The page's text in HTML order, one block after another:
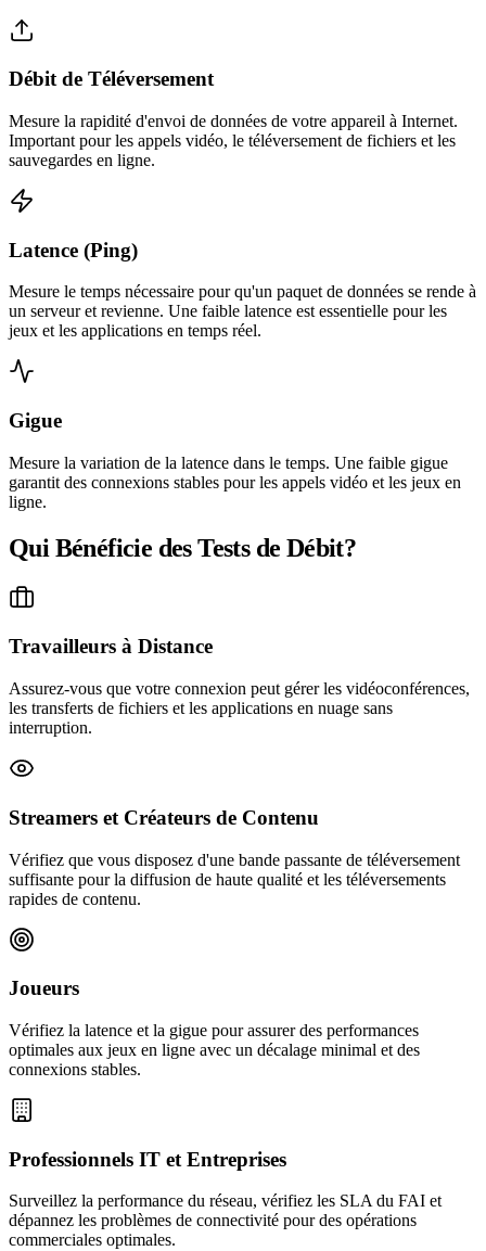
Débit de Téléversement
Mesure la rapidité d'envoi de données de votre appareil à Internet.
Important pour les appels vidéo, le téléversement de fichiers et les
sauvegardes en ligne.
Latence (Ping)
Mesure le temps nécessaire pour qu'un paquet de données se rende à
un serveur et revienne. Une faible latence est essentielle pour les
jeux et les applications en temps réel.
Gigue
Mesure la variation de la latence dans le temps. Une faible gigue
garantit des connexions stables pour les appels vidéo et les jeux en
ligne.
Qui Bénéficie des Tests de Débit?
Travailleurs à Distance
Assurez-vous que votre connexion peut gérer les vidéoconférences,
les transferts de fichiers et les applications en nuage sans
interruption.
Streamers et Créateurs de Contenu
Vérifiez que vous disposez d'une bande passante de téléversement
suffisante pour la diffusion de haute qualité et les téléversements
rapides de contenu.
Joueurs
Vérifiez la latence et la gigue pour assurer des performances
optimales aux jeux en ligne avec un décalage minimal et des
connexions stables.
Professionnels IT et Entreprises
Surveillez la performance du réseau, vérifiez les SLA du FAI et
dépannez les problèmes de connectivité pour des opérations
commerciales optimales.